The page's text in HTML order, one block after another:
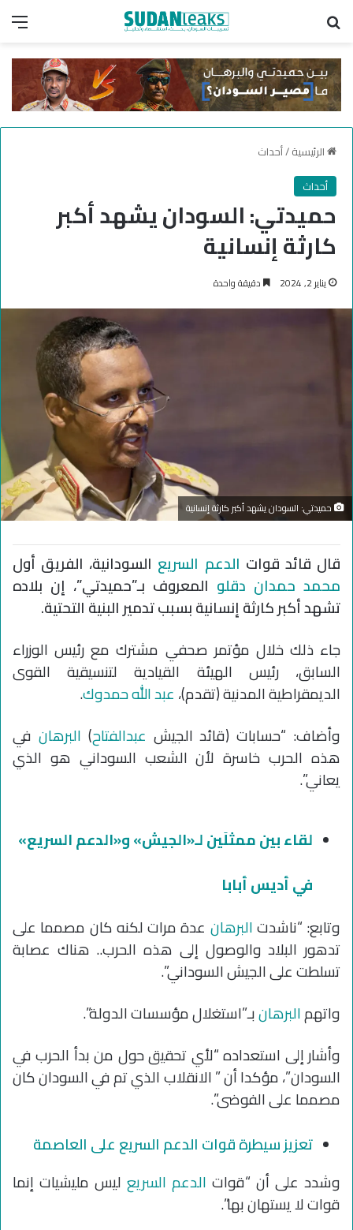
الرئيسية/أحداث
أحداث
حميدتي: السودان يشهد أكبر
كارثة إنسانية
يناير 2, 2024 دقيقة واحدة
حميدتي: السودان يشهد أكبر كارثة إنسانية
قال قائد قوات الدعم السريع السودانية، الفريق أول
محمد حمدان دقلو المعروف بـ”حميدتي”، إن بلاده
تشهد أكبر كارثة إنسانية بسبب تدمير البنية التحتية.
جاء ذلك خلال مؤتمر صحفي مشترك مع رئيس الوزراء
السابق، رئيس الهيئة القيادية لتنسيقية القوى
الديمقراطية المدنية (تقدم)، عبد الله حمدوك.
وأضاف: “حسابات (قائد الجيش عبدالفتاح) البرهان في
هذه الحرب خاسرة لأن الشعب السوداني هو الذي
يعاني”.
لقاء بين ممثلَين لـ«الجيش» و«الدعم السريع»
في أديس أبابا
وتابع: “ناشدتالبرهان عدة مرات لكنه كان مصمما على
تدهور البلاد والوصول إلى هذه الحرب.. هناك عصابة
تسلطت على الجيش السوداني”.
واتهمالبرهانبـ”استغلال مؤسسات الدولة”.
وأشار إلى استعداده “لأي تحقيق حول من بدأ الحرب في
السودان”، مؤكدا أن ” الانقلاب الذي تم في السودان كان
مصمما على الفوضى”.
تعزيز سيطرة قوات الدعم السريع على العاصمة
وشدد على أن “قوات الدعم السريع ليس مليشيات إنما
قوات لا يستهان بها”.